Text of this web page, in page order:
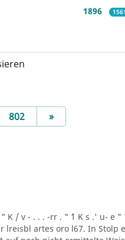
1896 1561
802 »Next
K / v - . . . -rr . " ´1 K s .' u- e
lreisbl artes oro l67. In Stolp